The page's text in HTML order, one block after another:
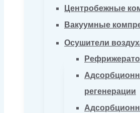
Центробежные
Вакуумные
Осушители
регенерации